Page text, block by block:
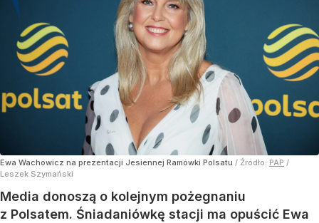
Ewa Wachowicz na prezentacji Jesiennej Ramówki Polsatu / Źródło: PAP /
Leszek Szymański
Media donoszą o kolejnym pożegnaniu
z Polsatem. Śniadaniówkę stacji ma opuścić Ewa